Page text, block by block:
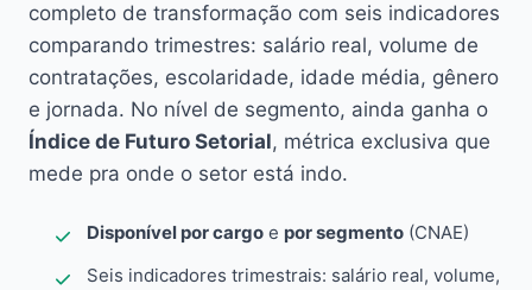
completo de transformação com seis indicadores
comparando trimestres: salário real, volume de
contratações, escolaridade, idade média, gênero
e jornada. No nível de segmento, ainda ganha o
Índice de Futuro Setorial, métrica exclusiva que
mede pra onde o setor está indo.
Disponível por cargo e por segmento (CNAE)
Seis indicadores trimestrais: salário real, volume,